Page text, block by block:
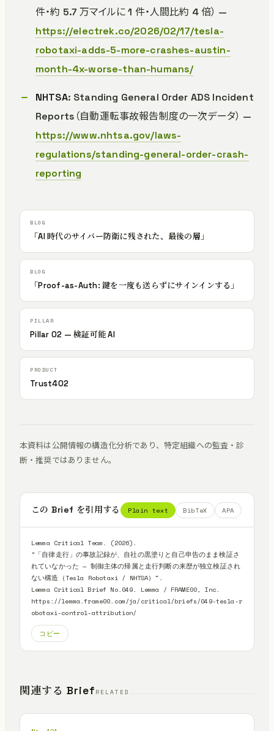
件・約 5.7 万マイルに 1 件・人間比約 4 倍） —
https://electrek.co/2026/02/17/tesla-
robotaxi-adds-5-more-crashes-austin-
month-4x-worse-than-humans/
NHTSA: Standing General Order ADS Incident
Reports（自動運転事故報告制度の一次データ） —
https://www.nhtsa.gov/laws-
regulations/standing-general-order-crash-
reporting
「AI 時代のサイバー防衛に残された、最後の層」
「Proof-as-Auth: 鍵を一度も送らずにサインインする」
Pillar 02 — 検証可能 AI
Trust402
本資料は公開情報の構造化分析であり、特定組織への監査・診
断・推奨ではありません。
この Brief を引用する Plain text BibTeX APA
Lemma Critical Team. (2026).
"「自律走行」の事故記録が、自社の黒塗りと自己申告のまま検証さ
れていなかった — 制御主体の帰属と走行判断の来歴が独立検証され
ない構造（Tesla Robotaxi / NHTSA）".
Lemma Critical Brief No.049. Lemma / FRAME00, Inc.
https://lemma.frame00.com/ja/critical/briefs/049-tesla-r
obotaxi-control-attribution/
コピー
関連する Brief RELATED